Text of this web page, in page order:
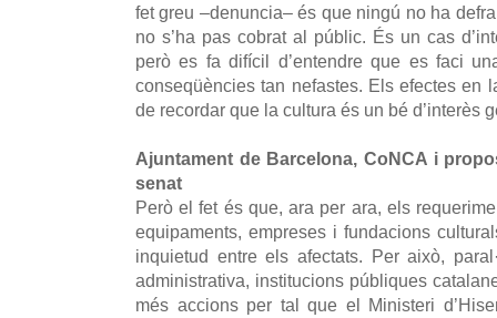
fet greu –denuncia– és que ningú no ha
no s’ha pas cobrat al públic. És un cas
però es fa difícil d’entendre que es faci
conseqüències tan nefastes. Els efectes en
de recordar que la cultura és un bé d’interès
Ajuntament de Barcelona, CoNCA i
senat
Però el fet és que, ara per ara, els
equipaments, empreses i fundacions
inquietud entre els afectats. Per això,
administrativa, institucions públiques
més accions per tal que el Ministeri